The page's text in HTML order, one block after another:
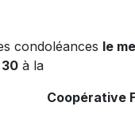
condoléances le
30 à la
Coopérative